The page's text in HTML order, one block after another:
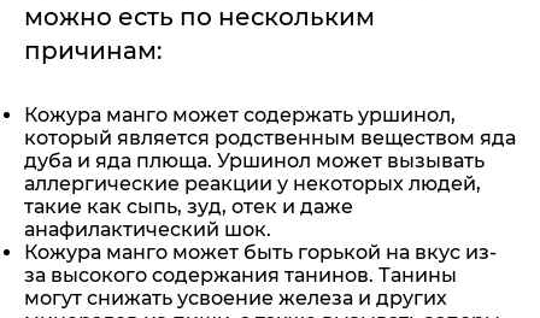
можно есть по нескольким
причинам:
Кожура манго может содержать уршинол,
который является родственным веществом яда
дуба и яда плюща. Уршинол может вызывать
аллергические реакции у некоторых людей,
такие как сыпь, зуд, отек и даже
анафилактический шок.
Кожура манго может быть горькой на вкус из-
за высокого содержания танинов. Танины
могут снижать усвоение железа и других